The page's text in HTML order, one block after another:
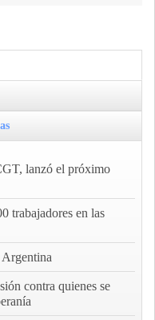
lanzó el próximo
trabajadores en las
Argentina
contra quienes se